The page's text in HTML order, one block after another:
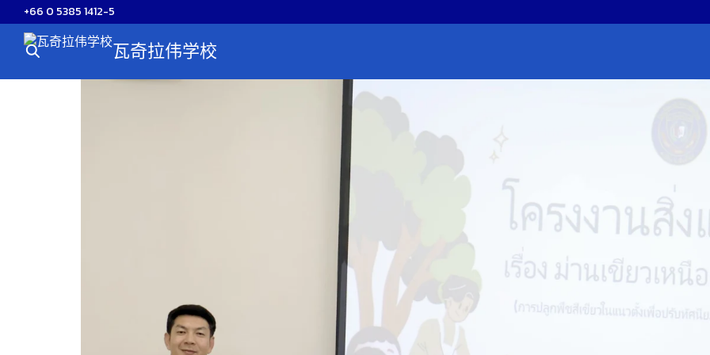
to
content
+66 0 5385 1412-5
瓦奇拉伟学校
for: